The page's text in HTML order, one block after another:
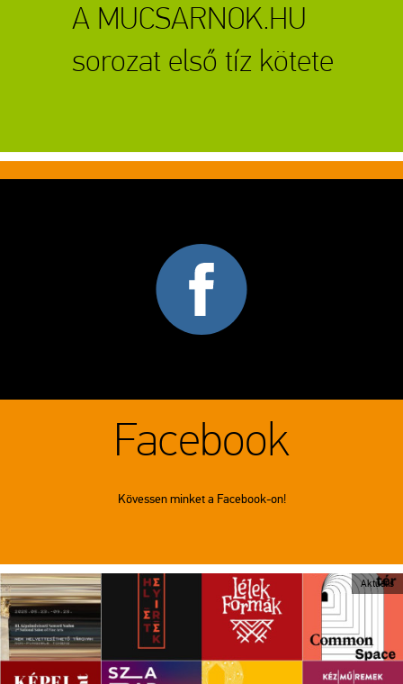
A MUCSARNOK.HU
sorozat első tíz kötete
Facebook
Kövessen minket a Facebook-on!
Aktuális